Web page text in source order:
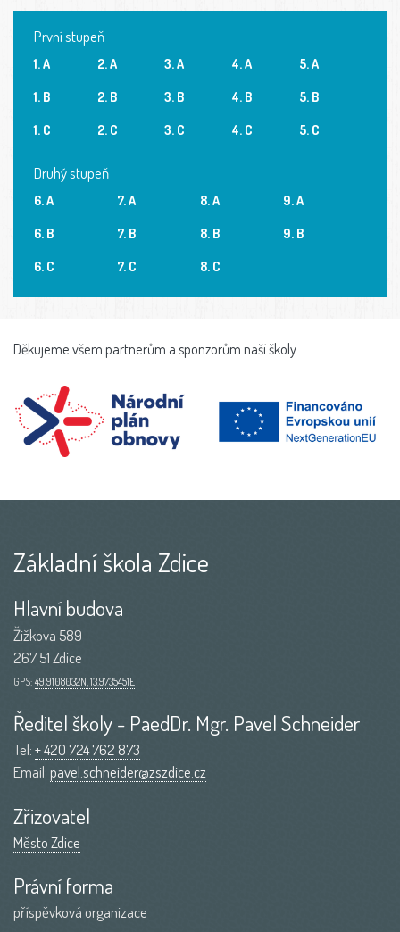
První stupeň
1. A
1. B
1. C
2. A
2. B
2. C
3. A
3. B
3. C
4. A
4. B
4. C
5. A
5. B
5. C
Druhý stupeň
6. A
6. B
6. C
7. A
7. B
7. C
8. A
8. B
8. C
9. A
9. B
Děkujeme všem partnerům a sponzorům naší školy
Základní škola Zdice
Hlavní budova
Žižkova 589
267 51 Zdice
GPS: 49.9108032N, 13.9735451E
Ředitel školy - PaedDr. Mgr. Pavel Schneider
Tel:+ 420 724 762 873
Email:pavel.schneider@zszdice.cz
Zřizovatel
Město Zdice
Právní forma
příspěvková organizace